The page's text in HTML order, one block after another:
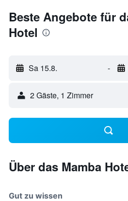
Beste Angebote für
Hotel
Sa 15.8. -
2 Gäste, 1 Zimmer
Über das Mamba
Gut zu wissen